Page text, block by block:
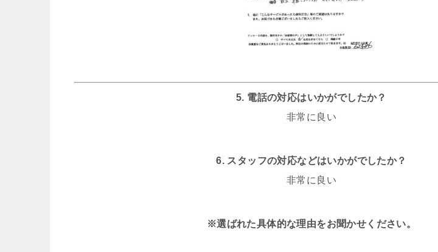
5. 電話の対応はいかがでしたか？
非常に良い
6. スタッフの対応などはいかがでしたか？
非常に良い
※選ばれた具体的な理由をお聞かせください。